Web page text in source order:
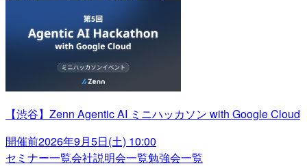
【渋谷】Zenn Agentic AI ミニハッカソン with Google Cloud
開催前2026年9月5日(土) 10:00
セミナー一覧会社説明会一覧勉強会一覧